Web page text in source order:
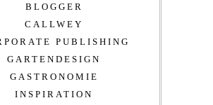
BLOGGER
CALLWEY
PUBLISHING
GARTENDESIGN
GASTRONOMIE
INSPIRATION